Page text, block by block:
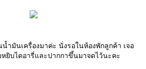
น้ำมันเครื่องมาค่ะ นั่งรอในห้องพักลูกค้า เจอ
ยิบไดอารี่และปากกาขึ้นมาจดไว้นะคะ